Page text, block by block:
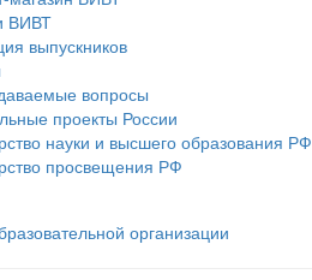
ВИВТ
выпускников
вопросы
проекты России
науки и высшего образования РФ
просвещения РФ
организации